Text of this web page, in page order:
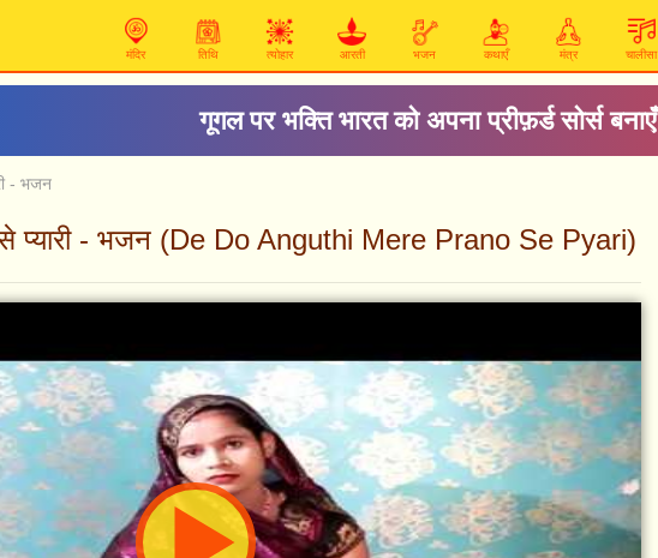
मंदिर तिथि त्योहार आरती भजन कथाएँ मंत्र चालीसा
गूगल पर भक्ति भारत को अपना प्रीफ़र्ड सोर्स बनाएँ
- भजन
से प्यारी - भजन (De Do Anguthi Mere Prano Se Pyari)